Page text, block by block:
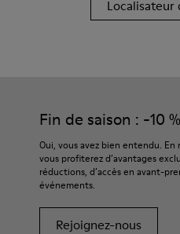
Localisateur
Fin de saison : -10
Oui, vous avez bien entendu.
vous profiterez d’avantages
réductions, d’accès en avant-
événements.
Rejoignez-nous